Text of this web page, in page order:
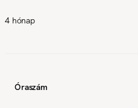
4 hónap
Óraszám